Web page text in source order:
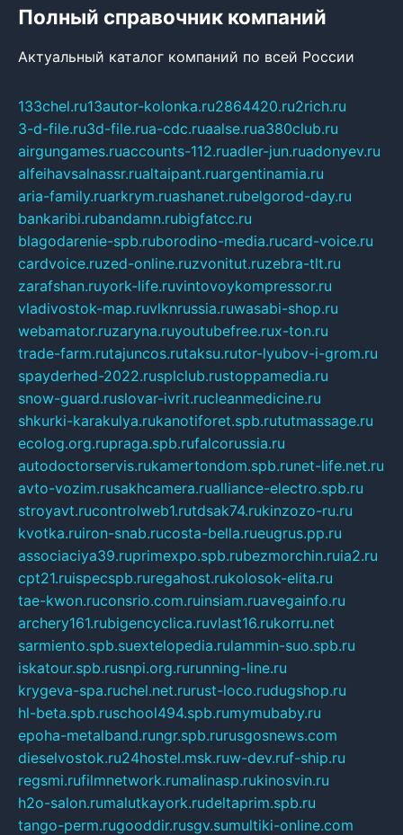
Полный справочник компаний
Актуальный каталог компаний по всей России
133chel.ru13autor-kolonka.ru2864420.ru2rich.ru
3-d-file.ru3d-file.rua-cdc.ruaalse.rua380club.ru
airgungames.ruaccounts-112.ruadler-jun.ruadonyev.ru
alfeihavsalnassr.rualtaipant.ruargentinamia.ru
aria-family.ruarkrym.ruashanet.rubelgorod-day.ru
bankaribi.rubandamn.rubigfatcc.ru
blagodarenie-spb.ruborodino-media.rucard-voice.ru
cardvoice.ruzed-online.ruzvonitut.ruzebra-tlt.ru
zarafshan.ruyork-life.ruvintovoykompressor.ru
vladivostok-map.ruvlknrussia.ruwasabi-shop.ru
webamator.ruzaryna.ruyoutubefree.rux-ton.ru
trade-farm.rutajuncos.rutaksu.rutor-lyubov-i-grom.ru
spayderhed-2022.rusplclub.rustoppamedia.ru
snow-guard.ruslovar-ivrit.rucleanmedicine.ru
shkurki-karakulya.rukanotiforet.spb.rututmassage.ru
ecolog.org.rupraga.spb.rufalcorussia.ru
autodoctorservis.rukamertondom.spb.runet-life.net.ru
avto-vozim.rusakhcamera.rualliance-electro.spb.ru
stroyavt.rucontrolweb1.rutdsak74.rukinzozo-ru.ru
kvotka.ruiron-snab.rucosta-bella.rueugrus.pp.ru
associaciya39.ruprimexpo.spb.rubezmorchin.ruia2.ru
cpt21.ruispecspb.ruregahost.rukolosok-elita.ru
tae-kwon.ruconsrio.com.ruinsiam.ruavegainfo.ru
archery161.rubigencyclica.ruvlast16.rukorru.net
sarmiento.spb.suextelopedia.rulammin-suo.spb.ru
iskatour.spb.rusnpi.org.rurunning-line.ru
krygeva-spa.ruchel.net.rurust-loco.rudugshop.ru
hl-beta.spb.ruschool494.spb.rumymubaby.ru
epoha-metalband.rungr.spb.rurusgosnews.com
dieselvostok.ru24hostel.msk.ruw-dev.ruf-ship.ru
regsmi.rufilmnetwork.rumalinasp.rukinosvin.ru
h2o-salon.rumalutkayork.rudeltaprim.spb.ru
tango-perm.rugooddir.rusgv.sumultiki-online.com